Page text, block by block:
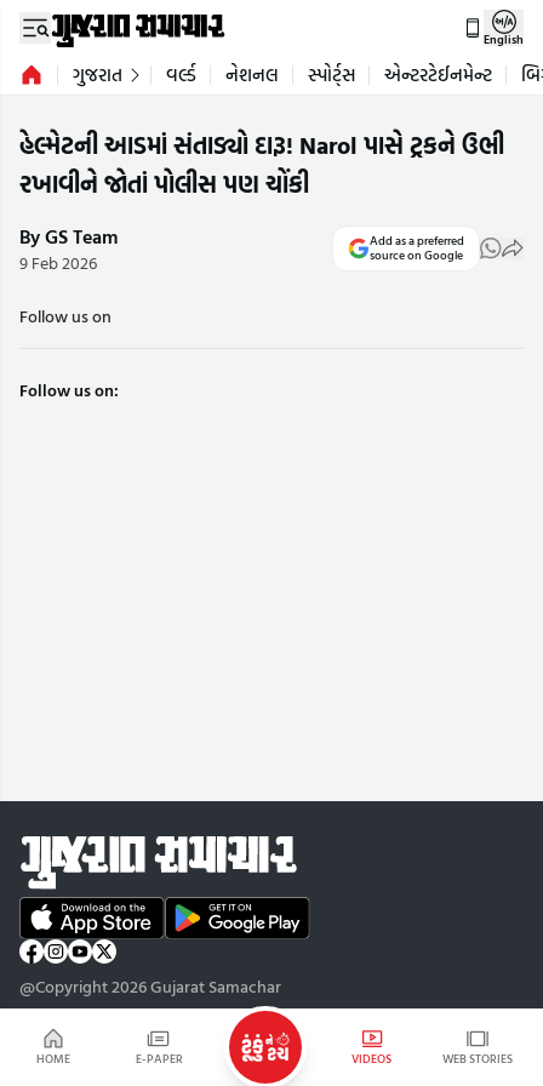
HOME E-PAPER VIDEOS WEB STORIES
English
ગુજરાત વર્લ્ડ નેશનલ સ્પોર્ટ્સ એન્ટરટેઈનમેન્ટ
હેલ્મેટની આડમાં સંતાડ્યો દારૂ! Narol પાસે ટ્રકને ઉભી
રખાવીને જોતાં પોલીસ પણ ચોંકી
By GS Team
9 Feb 2026
Add as a preferred
source on Google
Follow us on
Follow us on:
@Copyright 2026 Gujarat Samachar